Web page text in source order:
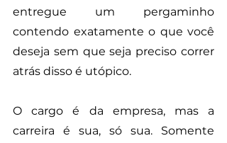
entregue um pergaminho
contendo exatamente o que você
deseja sem que seja preciso correr
atrás disso é utópico.
O cargo é da empresa, mas a
carreira é sua, só sua. Somente